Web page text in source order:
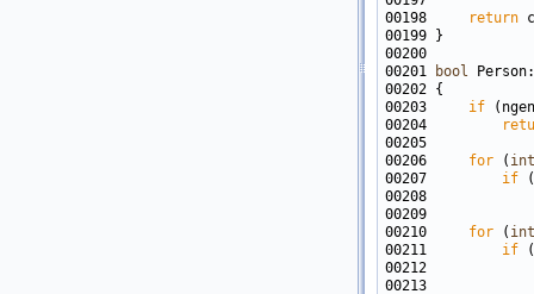
00198
return
00201
bool
00203 if
00204
00206 for ( int
00207 if
00208
00210 for ( int
00211 if
00212